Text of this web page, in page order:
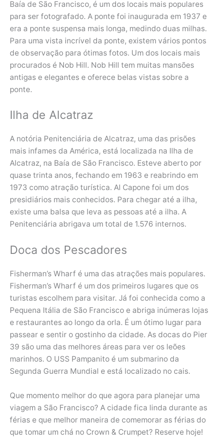
Baía de São Francisco, é um dos locais mais populares
para ser fotografado. A ponte foi inaugurada em 1937 e
era a ponte suspensa mais longa, medindo duas milhas.
Para uma vista incrível da ponte, existem vários pontos
de observação para ótimas fotos. Um dos locais mais
procurados é Nob Hill. Nob Hill tem muitas mansões
antigas e elegantes e oferece belas vistas sobre a
ponte.
Ilha de Alcatraz
A notória Penitenciária de Alcatraz, uma das prisões
mais infames da América, está localizada na Ilha de
Alcatraz, na Baía de São Francisco. Esteve aberto por
quase trinta anos, fechando em 1963 e reabrindo em
1973 como atração turística. Al Capone foi um dos
presidiários mais conhecidos. Para chegar até a ilha,
existe uma balsa que leva as pessoas até a ilha. A
Penitenciária abrigava um total de 1.576 internos.
Doca dos Pescadores
Fisherman’s Wharf é uma das atrações mais populares.
Fisherman’s Wharf é um dos primeiros lugares que os
turistas escolhem para visitar. Já foi conhecida como a
Pequena Itália de São Francisco e abriga inúmeras lojas
e restaurantes ao longo da orla. É um ótimo lugar para
passear e sentir o gostinho da cidade. As docas do Pier
39 são uma das melhores áreas para ver os leões
marinhos. O USS Pampanito é um submarino da
Segunda Guerra Mundial e está localizado no cais.
Que momento melhor do que agora para planejar uma
viagem a São Francisco? A cidade fica linda durante as
férias e que melhor maneira de comemorar as férias do
que tomar um chá no Crown & Crumpet? Reserve hoje!